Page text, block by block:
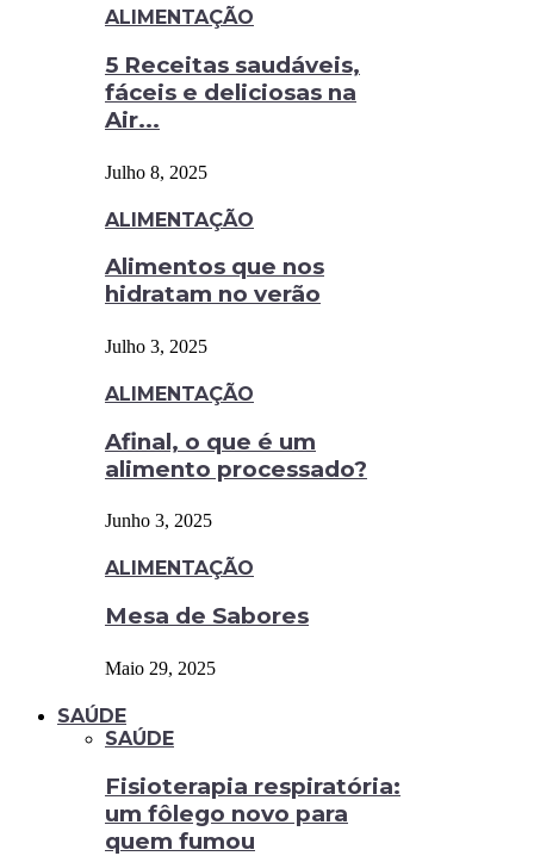
ALIMENTAÇÃO
5 Receitas saudáveis,
fáceis e deliciosas na
Air...
Julho 8, 2025
ALIMENTAÇÃO
Alimentos que nos
hidratam no verão
Julho 3, 2025
ALIMENTAÇÃO
Afinal, o que é um
alimento processado?
Junho 3, 2025
ALIMENTAÇÃO
Mesa de Sabores
Maio 29, 2025
SAÚDE
SAÚDE
Fisioterapia respiratória:
um fôlego novo para
quem fumou